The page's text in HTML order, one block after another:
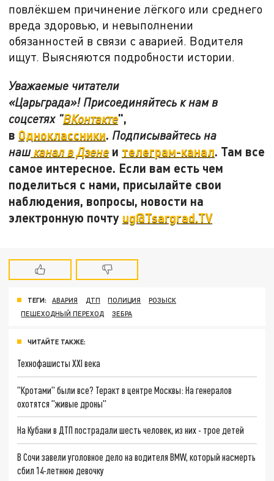
повлёкшем причинение лёгкого или среднего
вреда здоровью, и невыполнении
обязанностей в связи с аварией. Водителя
ищут. Выясняются подробности истории.
Уважаемые читатели
«Царьграда»! Присоединяйтесь к нам в
соцсетях "ВКонтакте",
в Одноклассники. Подписывайтесь на
наш канал в Дзене и телеграм-канал. Там все
самое интересное. Если вам есть чем
поделиться с нами, присылайте свои
наблюдения, вопросы, новости на
электронную почту ug@Tsargrad.TV
ТЕГИ: АВАРИЯ ДТП ПОЛИЦИЯ
РОЗЫСК
ПЕШЕХОДНЫЙ ПЕРЕХОД
ЗЕБРА
ЧИТАЙТЕ ТАКЖЕ:
Технофашисты XXI века
"Кротами" были все? Теракт в центре Москвы: На генералов
охотятся "живые дроны"
На Кубани в ДТП пострадали шесть человек, из них - трое детей
В Сочи завели уголовное дело на водителя BMW, который насмерть
сбил 14-летнюю девочку